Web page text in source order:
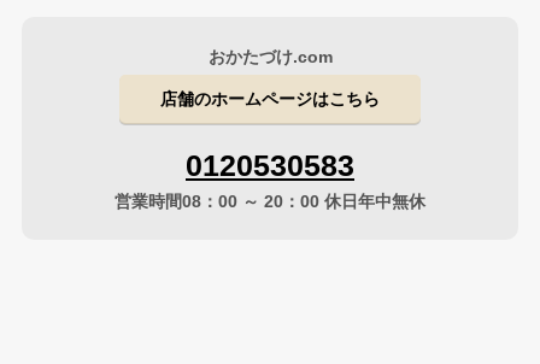
おかたづけ.com
店舗のホームページはこちら
0120530583
営業時間08：00 ～ 20：00 休日年中無休